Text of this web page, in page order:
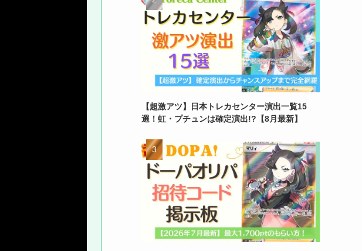
【超激アツ】日本トレカセンター演出一覧15
選！虹・プチュンは確定演出!?【8月最新】